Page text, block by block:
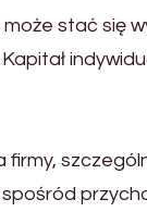
stać się